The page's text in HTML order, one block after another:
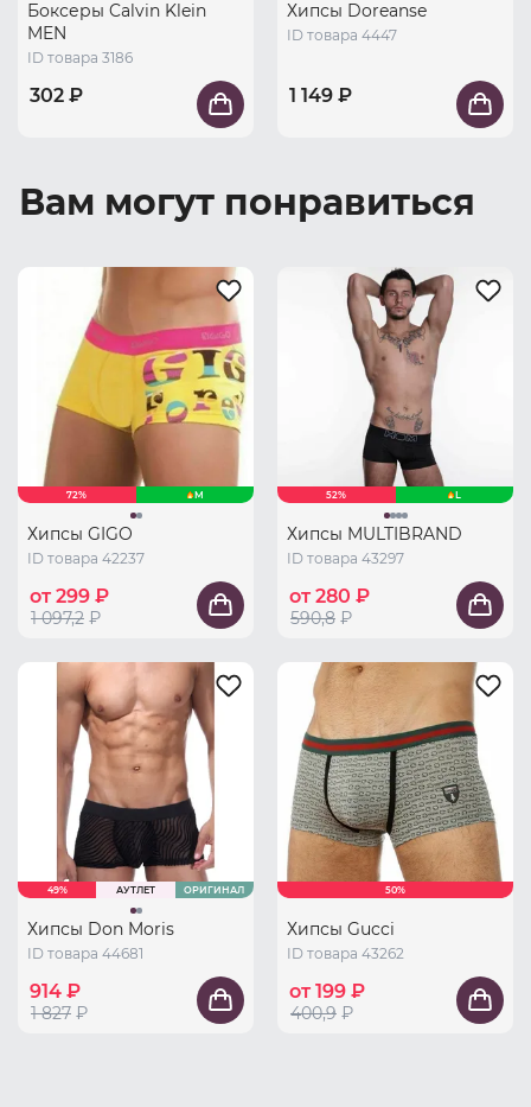
Боксеры Calvin Klein
MEN
ID товара 3186
302 ₽
Хипсы Doreanse
ID товара 4447
1 149 ₽
Вам могут понравиться
72% M
Хипсы GIGO
ID товара 42237
от 299 ₽
1 097,2 ₽
52% L
Хипсы MULTIBRAND
ID товара 43297
от 280 ₽
590,8 ₽
49% АУТЛЕТ ОРИГИНАЛ
Хипсы Don Moris
ID товара 44681
914 ₽
1 827 ₽
50%
Хипсы Gucci
ID товара 43262
от 199 ₽
400,9 ₽